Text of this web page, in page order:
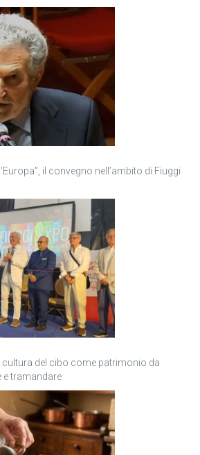
il convegno nell’ambito di Fiuggi
cultura del cibo come patrimonio da
tramandare